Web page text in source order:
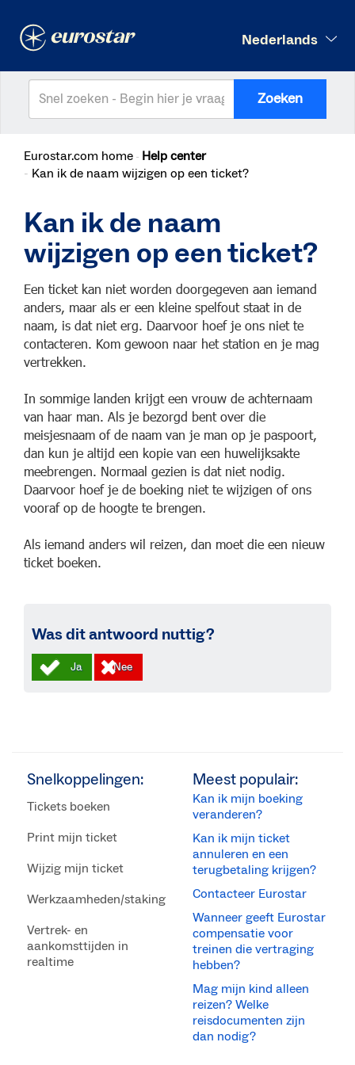
Nederlands
Zoeken
Eurostar.com home Help center
Kan ik de naam wijzigen op een ticket?
Kan ik de naam
wijzigen op een ticket?
Een ticket kan niet worden doorgegeven aan iemand
anders, maar als er een kleine spelfout staat in de
naam, is dat niet erg. Daarvoor hoef je ons niet te
contacteren. Kom gewoon naar het station en je mag
vertrekken.
In sommige landen krijgt een vrouw de achternaam
van haar man. Als je bezorgd bent over die
meisjesnaam of de naam van je man op je paspoort,
dan kun je altijd een kopie van een huwelijksakte
meebrengen. Normaal gezien is dat niet nodig.
Daarvoor hoef je de boeking niet te wijzigen of ons
vooraf op de hoogte te brengen.
Als iemand anders wil reizen, dan moet die een nieuw
ticket boeken.
Was dit antwoord nuttig?
Snelkoppelingen:
Tickets boeken
Print mijn ticket
Wijzig mijn ticket
Werkzaamheden/staking
Vertrek- en
aankomsttijden in
realtime
Meest populair:
Kan ik mijn boeking
veranderen?
Kan ik mijn ticket
annuleren en een
terugbetaling krijgen?
Contacteer Eurostar
Wanneer geeft Eurostar
compensatie voor
treinen die vertraging
hebben?
Mag mijn kind alleen
reizen? Welke
reisdocumenten zijn
dan nodig?